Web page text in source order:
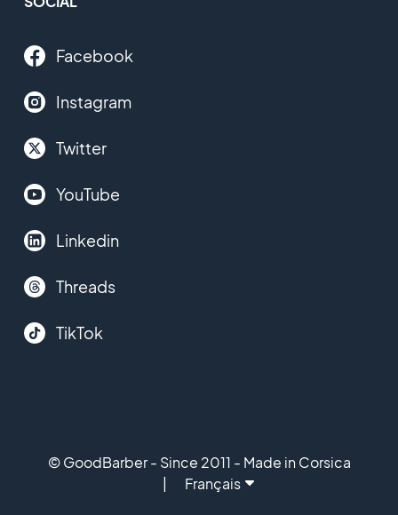
Facebook
Instagram
Twitter
YouTube
Linkedin
Threads
TikTok
© GoodBarber - Since 2011 - Made in Corsica
Français